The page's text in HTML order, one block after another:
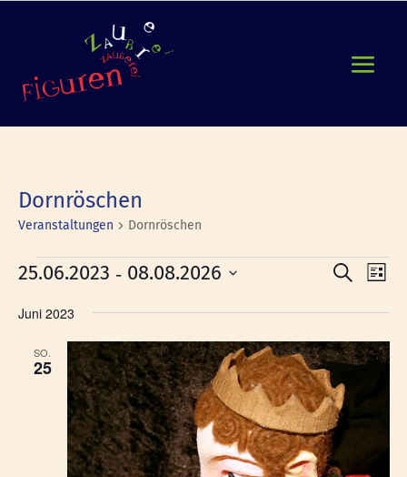
Dornröschen
Veranstaltungen Dornröschen
Veranstaltungen
und
Suche
Liste
25.06.2023 - 08.08.2026
wählen.
Juni 2023
SO.
25